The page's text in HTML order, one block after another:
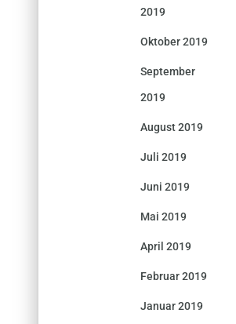
2019
Oktober 2019
September
2019
August 2019
Juli 2019
Juni 2019
Mai 2019
April 2019
Februar 2019
Januar 2019